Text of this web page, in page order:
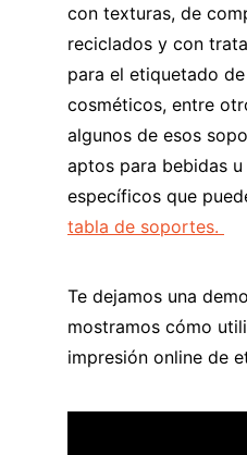
con texturas, de
reciclados y con
para el etiquetado
cosméticos, entre
algunos de esos
aptos para bebidas
específicos que
tabla de soportes.
Te dejamos una
mostramos cómo
impresión online de